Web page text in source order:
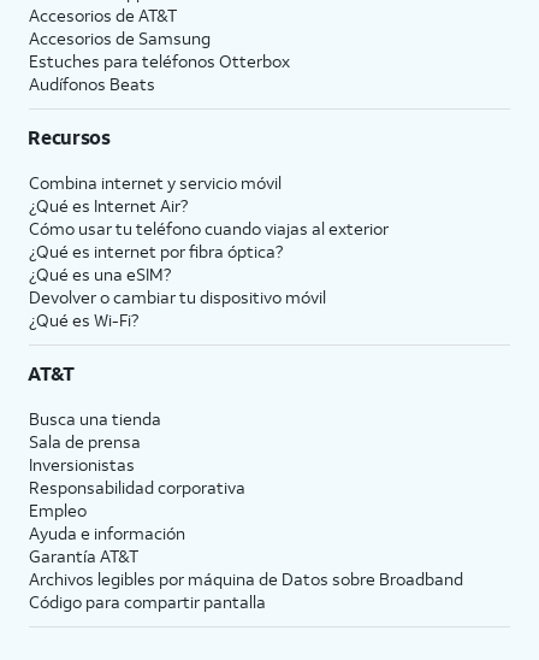
Accesorios de AT&T
Accesorios de Samsung
Estuches para teléfonos Otterbox
Audífonos Beats
Recursos
Combina internet y servicio móvil
¿Qué es Internet Air?
Cómo usar tu teléfono cuando viajas al exterior
¿Qué es internet por fibra óptica?
¿Qué es una eSIM?
Devolver o cambiar tu dispositivo móvil
¿Qué es Wi-Fi?
AT&T
Busca una tienda
Sala de prensa
Inversionistas
Responsabilidad corporativa
Empleo
Ayuda e información
Garantía AT&T
Archivos legibles por máquina de Datos sobre Broadband
Código para compartir pantalla